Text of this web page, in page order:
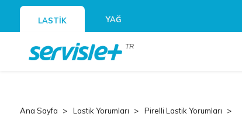
LASTİK YAĞ
TR
Ana Sayfa Lastik Yorumları Pirelli Lastik Yorumları